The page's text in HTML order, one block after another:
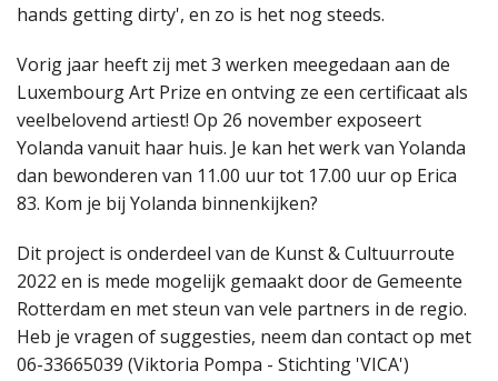
hands getting dirty', en zo is het nog steeds.
Vorig jaar heeft zij met 3 werken meegedaan aan de
Luxembourg Art Prize en ontving ze een certificaat als
veelbelovend artiest! Op 26 november exposeert
Yolanda vanuit haar huis. Je kan het werk van Yolanda
dan bewonderen van 11.00 uur tot 17.00 uur op Erica
83. Kom je bij Yolanda binnenkijken?
Dit project is onderdeel van de Kunst & Cultuurroute
2022 en is mede mogelijk gemaakt door de Gemeente
Rotterdam en met steun van vele partners in de regio.
Heb je vragen of suggesties, neem dan contact op met
06-33665039 (Viktoria Pompa - Stichting 'VICA')